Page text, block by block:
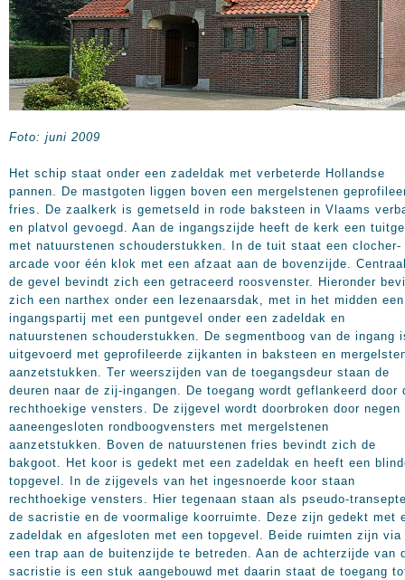
Foto: juni 2009
Het schip staat onder een zadeldak met verbeterde Hollandse
pannen. De mastgoten liggen boven een mergelstenen
fries. De zaalkerk is gemetseld in rode baksteen in Vlaams
en platvol gevoegd. Aan de ingangszijde heeft de kerk een
met natuurstenen schouderstukken. In de tuit staat een clocher-
arcade voor één klok met een afzaat aan de bovenzijde.
de gevel bevindt zich een getraceerd roosvenster. Hieronder
zich een narthex onder een lezenaarsdak, met in het midden een
ingangspartij met een puntgevel onder een zadeldak en
natuurstenen schouderstukken. De segmentboog van de ingang
uitgevoerd met geprofileerde zijkanten in baksteen en
aanzetstukken. Ter weerszijden van de toegangsdeur staan de
deuren naar de zij-ingangen. De toegang wordt geflankeerd door
rechthoekige vensters. De zijgevel wordt doorbroken door negen
aaneengesloten rondboogvensters met mergelstenen
aanzetstukken. Boven de natuurstenen fries bevindt zich de
bakgoot. Het koor is gedekt met een zadeldak en heeft een
topgevel. In de zijgevels van het ingesnoerde koor staan
rechthoekige vensters. Hier tegenaan staan als pseudo-
de sacristie en de voormalige koorruimte. Deze zijn gedekt met
zadeldak en afgesloten met een topgevel. Beide ruimten zijn via
een trap aan de buitenzijde te betreden. Aan de achterzijde van
sacristie is een stuk aangebouwd met daarin staat de toegang